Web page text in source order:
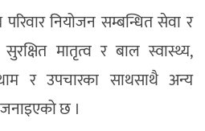
नियोजन सम्बन्धित सेवा र
सुरक्षित मातृत्व र बाल स्वास्थ्य,
र उपचारका साथसाथै अन्य
जनाइएको छ ।